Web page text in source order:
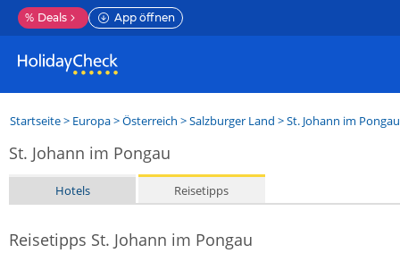
% Deals App öffnen
Startseite> Europa>Österreich >Salzburger Land >St. Johann im Pongau
St. Johann im Pongau
Hotels Reisetipps
Reisetipps St. Johann im Pongau